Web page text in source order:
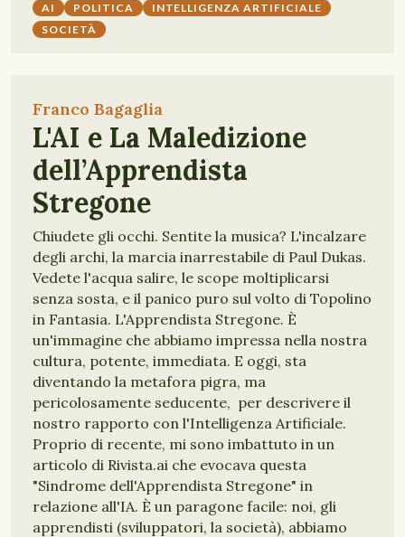
AI POLITICA
INTELLIGENZA ARTIFICIALE
SOCIETÀ
Franco Bagaglia
L'AI e La Maledizione
dell’Apprendista
Stregone
Chiudete gli occhi. Sentite la musica? L'incalzare
degli archi, la marcia inarrestabile di Paul Dukas.
Vedete l'acqua salire, le scope moltiplicarsi
senza sosta, e il panico puro sul volto di Topolino
in Fantasia. L'Apprendista Stregone. È
un'immagine che abbiamo impressa nella nostra
cultura, potente, immediata. E oggi, sta
diventando la metafora pigra, ma
pericolosamente seducente, per descrivere il
nostro rapporto con l'Intelligenza Artificiale.
Proprio di recente, mi sono imbattuto in un
articolo di Rivista.ai che evocava questa
"Sindrome dell'Apprendista Stregone" in
relazione all'IA. È un paragone facile: noi, gli
apprendisti (sviluppatori, la società), abbiamo